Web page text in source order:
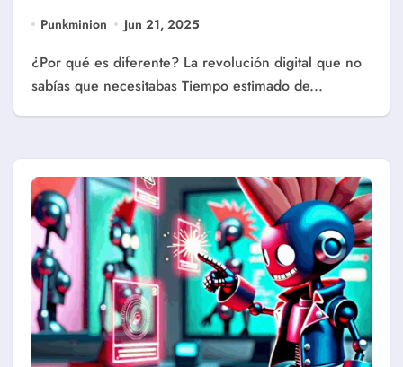
Punkminion Jun 21, 2025
¿Por qué es diferente? La revolución digital que no
sabías que necesitabas Tiempo estimado de...